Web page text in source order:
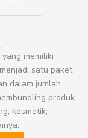
memiliki
satu paket
dalam jumlah
produk
kosmetik,